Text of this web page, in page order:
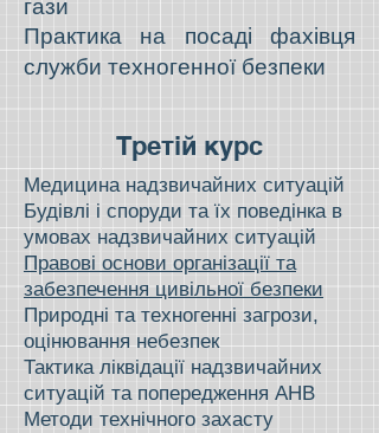
гази
Практика на посаді фахівця
служби техногенної безпеки
Третій курс
Медицина надзвичайних ситуацій
Будівлі і споруди та їх поведінка в
умовах надзвичайних ситуацій
Правові основи організації та
забезпечення цивільної безпеки
Природні та техногенні загрози,
оцінювання небезпек
Тактика ліквідації надзвичайних
ситуацій та попередження АНВ
Методи технічного захасту